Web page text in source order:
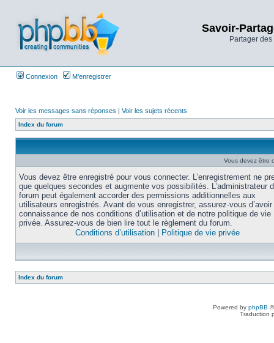
Savoir-
Partager
Connexion M’enregistrer
Voir les messages sans réponses | Voir les sujets récents
Index du forum
Vous devez être
Vous devez être enregistré pour vous connecter. L’enregistrement ne
que quelques secondes et augmente vos possibilités. L’administrateur
forum peut également accorder des permissions additionnelles aux
utilisateurs enregistrés. Avant de vous enregistrer, assurez-vous
connaissance de nos conditions d’utilisation et de notre politique de vie
privée. Assurez-vous de bien lire tout le règlement du forum.
Conditions d’utilisation
Politique de vie privée
Index du forum
Powered by phpBB
Traduction